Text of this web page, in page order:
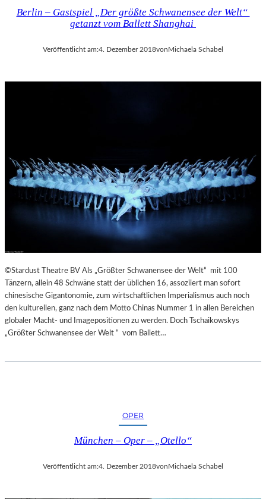
Berlin – Gastspiel „Der größte Schwanensee der Welt“
getanzt vom Ballett Shanghai
Veröffentlicht am:4. Dezember 2018vonMichaela Schabel
©Stardust Theatre BV Als „Größter Schwanensee der Welt“ mit 100
Tänzern, allein 48 Schwäne statt der üblichen 16, assoziiert man sofort
chinesische Gigantonomie, zum wirtschaftlichen Imperialismus auch noch
den kulturellen, ganz nach dem Motto Chinas Nummer 1 in allen Bereichen
globaler Macht- und Imagepositionen zu werden. Doch Tschaikowskys
„Größter Schwanensee der Welt “ vom Ballett…
OPER
München – Oper – „Otello“
Veröffentlicht am:4. Dezember 2018vonMichaela Schabel